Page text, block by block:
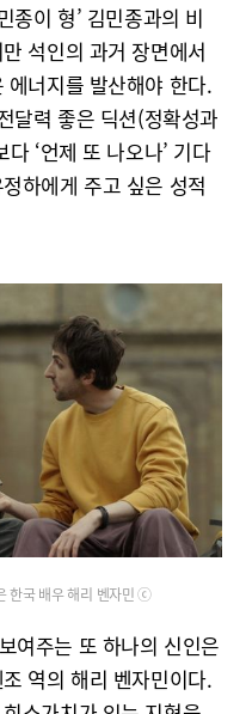
종이 형’ 김민종과의 비
석인의 과거 장면에서
에너지를 발산해야 한다.
달력 좋은 딕션(정확성과
‘언제 또 나오나’ 기다
하에게 주고 싶은 성적
한국 배우 해리 벤자민 ⓒ
여주는 또 하나의 신인은
역의 해리 벤자민이다.